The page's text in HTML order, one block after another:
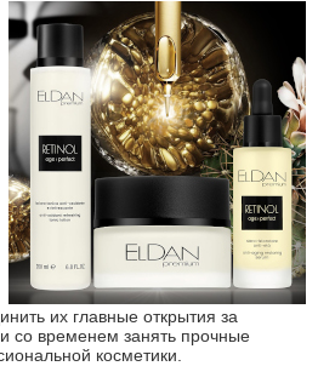
их главные открытия за
со временем занять прочные
косметики.